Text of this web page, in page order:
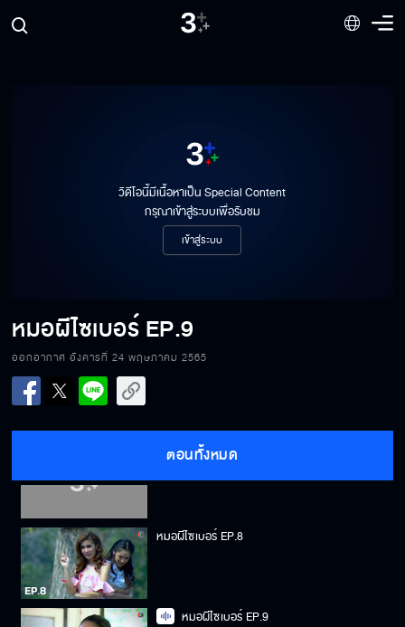
วิดีโอนี้มีเนื้อหาเป็น Special Content
กรุณาเข้าสู่ระบบเพื่อรับชม
เข้าสู่ระบบ
หมอผีไซเบอร์EP.9
ออกอากาศ อังคารที่ 24 พฤษภาคม 2565
ตอนทั้งหมด
หมอผีไซเบอร์ EP.4
หมอผีไซเบอร์ EP.5
หมอผีไซเบอร์ EP.7
หมอผีไซเบอร์ EP.8
หมอผีไซเบอร์ EP.9